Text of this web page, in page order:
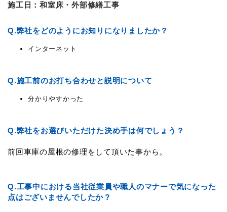
施工日：和室床・外部修繕工事
Q.弊社をどのようにお知りになりましたか？
インターネット
Q.施工前のお打ち合わせと説明について
分かりやすかった
Q.弊社をお選びいただけた決め手は何でしょう？
前回車庫の屋根の修理をして頂いた事から。
Q.工事中における当社従業員や職人のマナーで気になった
点はございませんでしたか？